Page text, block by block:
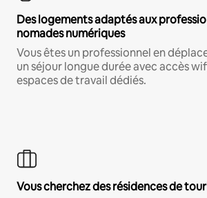
Des logements adaptés aux
nomades numériques
Vous êtes un professionnel en
un séjour longue durée avec accès
espaces de travail dédiés.
Vous cherchez des résidences de